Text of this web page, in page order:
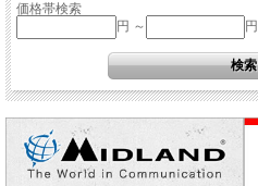
価格帯検索
円 ～
円